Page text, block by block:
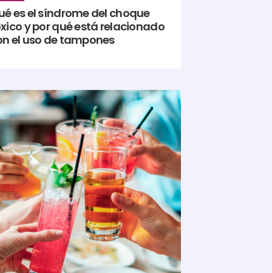
es el síndrome del choque
y por qué está relacionado
el uso de tampones